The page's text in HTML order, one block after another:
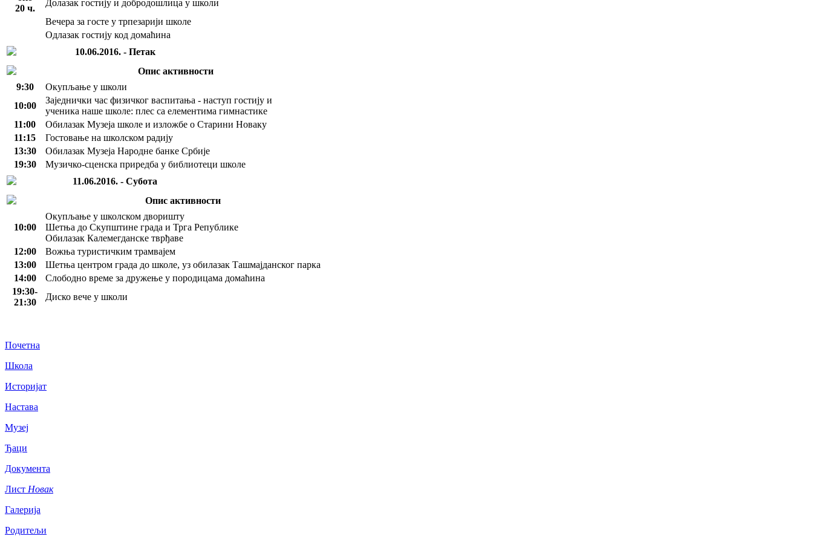
20 ч.
Долазак гостију и добродошлица у школи
Вечера за госте у трпезарији школе
Одлазак гостију код домаћина
10.06.2016. - Петак
Опис активности
9:30
Окупљање у школи
10:00
Заједнички час физичког васпитања - наступ гостију и
ученика наше школе: плес са елементима гимнастике
11:00
Обилазак Музеја школе и изложбе о Старини Новаку
11:15
Гостовање на школском радију
13:30
Обилазак Музеја Народне банке Србије
19:30
Музичко-сценска приредба у библиотеци школе
11.06.2016. - Субота
Опис активности
10:00
Окупљање у школском дворишту
Шетња до Скупштине града и Трга Републике
Обилазак Калемегданске тврђаве
12:00
Вожња туристичким трамвајем
13:00
Шетња центром града до школе, уз обилазак Ташмајданског парка
14:00
Слободно време за дружење у породицама домаћина
19:30-
21:30
Диско вече у школи
Почетна
Школа
Историјат
Настава
Музеј
Ђаци
Документа
Лист Новак
Галерија
Родитељи